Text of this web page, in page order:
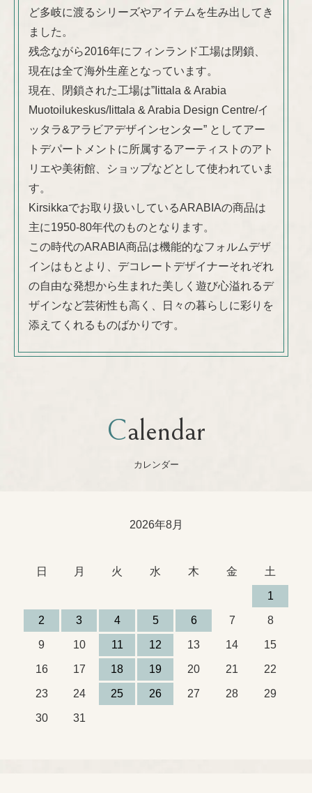
ど多岐に渡るシリーズやアイテムを生み出してき
ました。
残念ながら2016年にフィンランド工場は閉鎖、
現在は全て海外生産となっています。
現在、閉鎖された工場は”Iittala & Arabia
Muotoilukeskus/Iittala & Arabia Design Centre/イ
ッタラ&アラビアデザインセンター” としてアー
トデパートメントに所属するアーティストのアト
リエや美術館、ショップなどとして使われていま
す。
Kirsikkaでお取り扱いしているARABIAの商品は
主に1950-80年代のものとなります。
この時代のARABIA商品は機能的なフォルムデザ
インはもとより、デコレートデザイナーそれぞれ
の自由な発想から生まれた美しく遊び心溢れるデ
ザインなど芸術性も高く、日々の暮らしに彩りを
添えてくれるものばかりです。
Calendar
カレンダー
2026年8月
日 月 火 水 木 金 土
1
2 3 4 5 6 7 8
9 10 11 12 13 14 15
16 17 18 19 20 21 22
23 24 25 26 27 28 29
30 31